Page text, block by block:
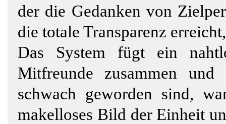
der die Gedanken von
die totale Transparenz
Das System fügt ein
Mitfreunde zusammen
schwach geworden sind,
makelloses Bild der Einheit